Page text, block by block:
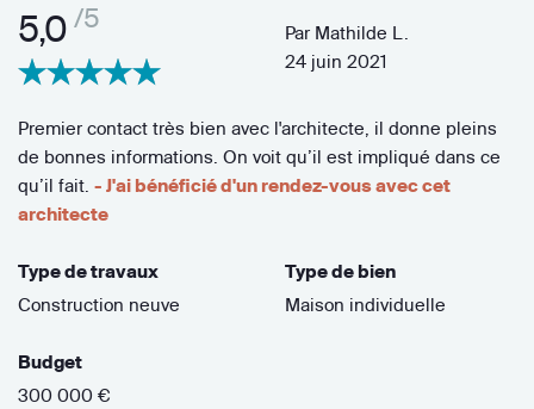
5,0 /5 Par Mathilde L.
24 juin 2021
Premier contact très bien avec l'architecte, il donne pleins
de bonnes informations. On voit qu’il est impliqué dans ce
qu’il fait. - J'ai bénéficié d'un rendez-vous avec cet
architecte
Type de travaux
Construction neuve
Type de bien
Maison individuelle
Budget
300 000 €